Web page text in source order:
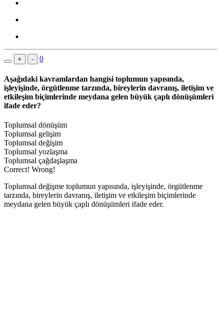
+ - 0
Aşağıdaki kavramlardan hangisi toplumun yapısında,
işleyişinde, örgütlenme tarzında, bireylerin davranış, iletişim ve
etkileşim biçimlerinde meydana gelen büyük çaplı dönüşümleri
ifade eder?
Toplumsal dönüşüm
Toplumsal gelişim
Toplumsal değişim
Toplumsal yozlaşma
Toplumsal çağdaşlaşma
Correct! Wrong!
Toplumsal değişme toplumun yapısında, işleyişinde, örgütlenme
tarzında, bireylerin davranış, iletişim ve etkileşim biçimlerinde
meydana gelen büyük çaplı dönüşümleri ifade eder.